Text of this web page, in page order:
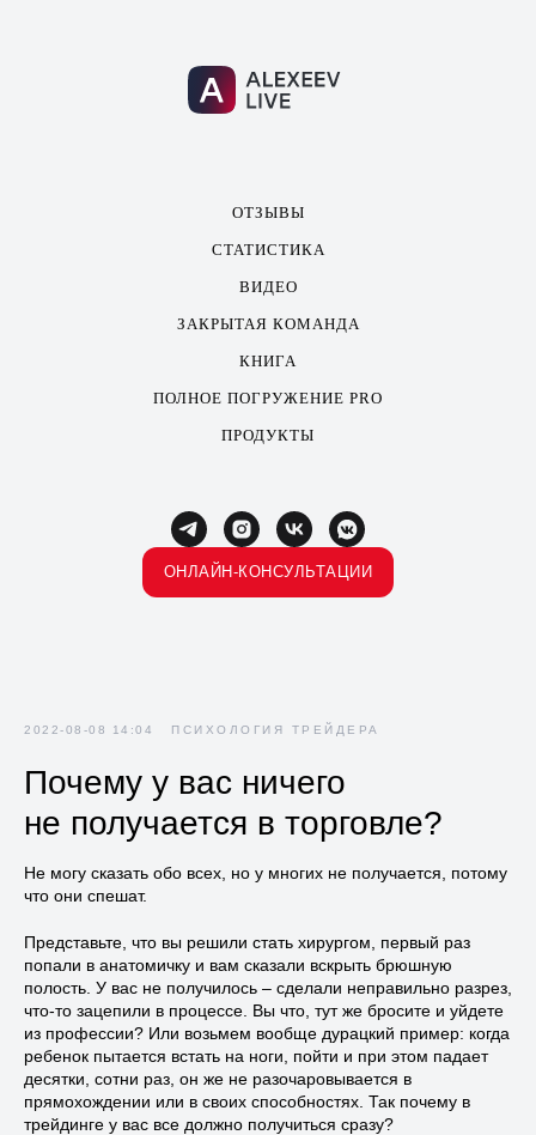
ОТЗЫВЫ
СТАТИСТИКА
ВИДЕО
ЗАКРЫТАЯ КОМАНДА
КНИГА
ПОЛНОЕ ПОГРУЖЕНИЕ PRO
ПРОДУКТЫ
ОНЛАЙН-КОНСУЛЬТАЦИИ
2022-08-08 14:04 ПСИХОЛОГИЯ ТРЕЙДЕРА
Почему у вас ничего
не получается в торговле?
Не могу сказать обо всех, но у многих не получается, потому
что они спешат.
Представьте, что вы решили стать хирургом, первый раз
попали в анатомичку и вам сказали вскрыть брюшную
полость. У вас не получилось – сделали неправильно разрез,
что-то зацепили в процессе. Вы что, тут же бросите и уйдете
из профессии? Или возьмем вообще дурацкий пример: когда
ребенок пытается встать на ноги, пойти и при этом падает
десятки, сотни раз, он же не разочаровывается в
прямохождении или в своих способностях. Так почему в
трейдинге у вас все должно получиться сразу?